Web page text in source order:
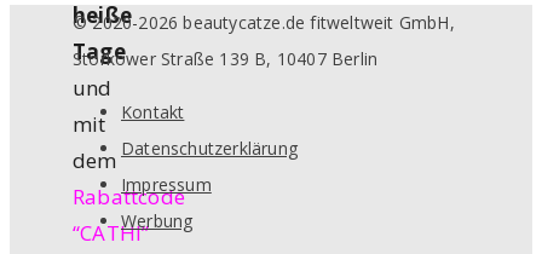
heiße
Tage
und
mit
dem
Rabattcode
“CATHI”
© 2020-2026 beautycatze.de fitweltweit GmbH,
Storkower Straße 139 B, 10407 Berlin
Kontakt
Datenschutzerklärung
Impressum
Werbung